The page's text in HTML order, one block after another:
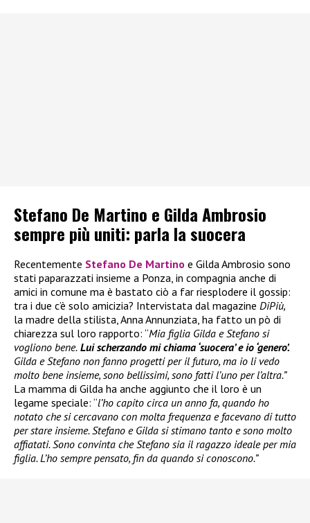
Stefano De Martino e Gilda Ambrosio
sempre più uniti: parla la suocera
Recentemente Stefano De Martino e Gilda Ambrosio sono
stati paparazzati insieme a Ponza, in compagnia anche di
amici in comune ma è bastato ciò a far riesplodere il gossip:
tra i due c’è solo amicizia? Intervistata dal magazine DiPiù,
la madre della stilista, Anna Annunziata, ha fatto un pò di
chiarezza sul loro rapporto: “Mia figlia Gilda e Stefano si
vogliono bene. Lui scherzando mi chiama ‘suocera’ e io ‘genero’.
Gilda e Stefano non fanno progetti per il futuro, ma io li vedo
molto bene insieme, sono bellissimi, sono fatti l’uno per l’altra.”
La mamma di Gilda ha anche aggiunto che il loro è un
legame speciale: “l’ho capito circa un anno fa, quando ho
notato che si cercavano con molta frequenza e facevano di tutto
per stare insieme. Stefano e Gilda si stimano tanto e sono molto
affiatati. Sono convinta che Stefano sia il ragazzo ideale per mia
figlia. L’ho sempre pensato, fin da quando si conoscono.”